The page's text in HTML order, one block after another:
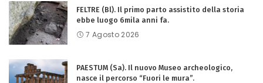
FELTRE (Bl). Il primo parto assistito della storia
ebbe luogo 6mila anni fa.
7 Agosto 2026
PAESTUM (Sa). Il nuovo Museo archeologico,
nasce il percorso “Fuori le mura”.